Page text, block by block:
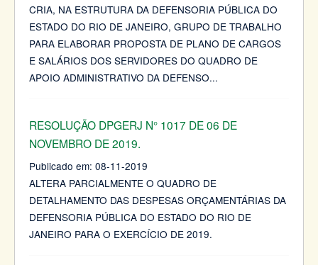
CRIA, NA ESTRUTURA DA DEFENSORIA PÚBLICA DO
ESTADO DO RIO DE JANEIRO, GRUPO DE TRABALHO
PARA ELABORAR PROPOSTA DE PLANO DE CARGOS
E SALÁRIOS DOS SERVIDORES DO QUADRO DE
APOIO ADMINISTRATIVO DA DEFENSO...
RESOLUÇÃO DPGERJ N° 1017 DE 06 DE
NOVEMBRO DE 2019.
Publicado em: 08-11-2019
ALTERA PARCIALMENTE O QUADRO DE
DETALHAMENTO DAS DESPESAS ORÇAMENTÁRIAS DA
DEFENSORIA PÚBLICA DO ESTADO DO RIO DE
JANEIRO PARA O EXERCÍCIO DE 2019.